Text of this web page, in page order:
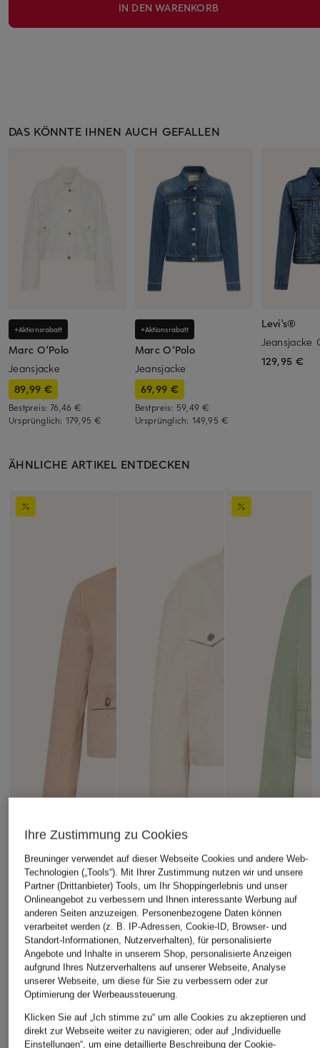
IN DEN WARENKORB
DAS KÖNNTE IHNEN AUCH GEFALLEN
+Aktionsrabatt
Marc O'Polo
Jeansjacke
89,99 €
Bestpreis:76,46 €
Ursprünglich: 179,95 €
+Aktionsrabatt
Marc O'Polo
Jeansjacke
69,99 €
Bestpreis: 59,49 €
Ursprünglich: 149,95 €
Levi's®
Jeansjacke
129,95 €
ÄHNLICHE ARTIKEL ENTDECKEN
+Aktionsrabatt
lilienfels
Lederjacke
169,99 €
Bestpreis:349,99 €
RIANI
Jeansjacke
349,99 €
+Aktionsrabatt
Marc O'Polo
Overjacket
79,99 €
Ihre Zustimmung zu Cookies
Breuninger verwendet auf dieser Webseite Cookies und andere Web-
Technologien („Tools“). Mit Ihrer Zustimmung nutzen wir und unsere
Partner (Drittanbieter) Tools, um Ihr Shoppingerlebnis und unser
Onlineangebot zu verbessern und Ihnen interessante Werbung auf
anderen Seiten anzuzeigen. Personenbezogene Daten können
verarbeitet werden (z. B. IP-Adressen, Cookie-ID, Browser- und
Standort-Informationen, Nutzerverhalten), für personalisierte
Angebote und Inhalte in unserem Shop, personalisierte Anzeigen
aufgrund Ihres Nutzerverhaltens auf unserer Webseite, Analyse
unserer Webseite, um diese für Sie zu verbessern oder zur
Optimierung der Werbeaussteuerung.
Klicken Sie auf „Ich stimme zu“ um alle Cookies zu akzeptieren und
direkt zur Webseite weiter zu navigieren; oder auf „Individuelle
Einstellungen“, um eine detaillierte Beschreibung der Cookie-